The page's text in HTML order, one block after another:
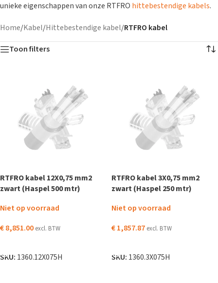
unieke eigenschappen van onze RTFRO hittebestendige kabels.
Home/Kabel/Hittebestendige kabel/RTFRO kabel
Toon filters
RTFRO kabel 12X0,75 mm2
zwart (Haspel 500 mtr)
Niet op voorraad
€8,851.00 excl. BTW
SKU: 1360.12X075H
RTFRO kabel 3X0,75 mm2
zwart (Haspel 250 mtr)
Niet op voorraad
€1,857.87 excl. BTW
SKU: 1360.3X075H